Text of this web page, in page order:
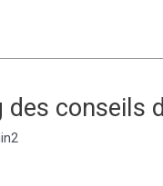
des conseils